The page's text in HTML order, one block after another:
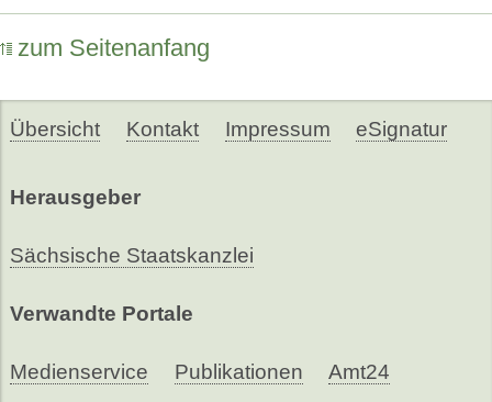
zum Seitenanfang
Übersicht Kontakt Impressum eSignatur
Herausgeber
Sächsische Staatskanzlei
Verwandte Portale
Medienservice Publikationen Amt24